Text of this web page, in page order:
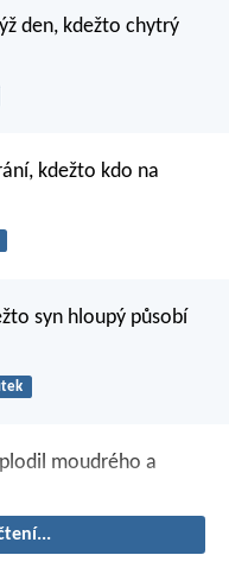
den, kdežto chytrý
kdežto kdo na
syn hloupý působí
moudrého a